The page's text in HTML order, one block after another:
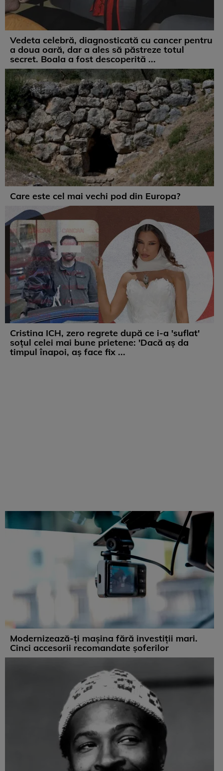
Vedeta celebră, diagnosticată cu cancer pentru
a doua oară, dar a ales să păstreze totul
secret. Boala a fost descoperită ...
Care este cel mai vechi pod din Europa?
Cristina ICH, zero regrete după ce i-a 'suflat'
soțul celei mai bune prietene: 'Dacă aș da
timpul înapoi, aș face fix ...
Modernizează-ți mașina fără investiții mari.
Cinci accesorii recomandate șoferilor